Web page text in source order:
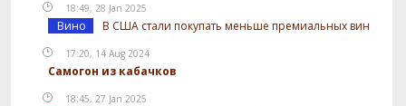
18:49, 28 Jan 2025
Вино В США стали покупать меньше премиальных вин
17:20, 14 Aug 2024
Самогон из кабачков
18:45, 27 Jan 2025